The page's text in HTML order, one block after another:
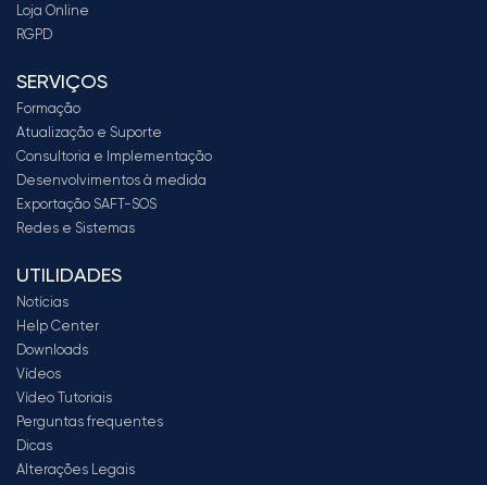
Loja Online
RGPD
SERVIÇOS
Formação
Atualização e Suporte
Consultoria e Implementação
Desenvolvimentos à medida
Exportação SAFT-SOS
Redes e Sistemas
UTILIDADES
Notícias
Help Center
Downloads
Vídeos
Vídeo Tutoriais
Perguntas frequentes
Dicas
Alterações Legais